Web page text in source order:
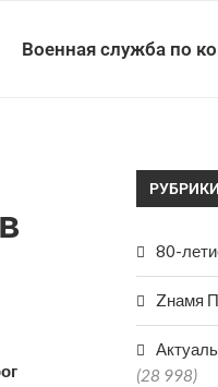
Военная служба по
РУБРИКИ
80-
Zнамя
(28 998)